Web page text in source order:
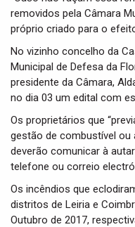
removidos pela Câmara
próprio criado para o
No vizinho concelho da
Municipal de Defesa da
presidente da Câmara,
no dia 03 um edital com
Os proprietários que
gestão de combustível ou
deverão comunicar à
telefone ou correio
Os incêndios que
distritos de Leiria e
Outubro de 2017,